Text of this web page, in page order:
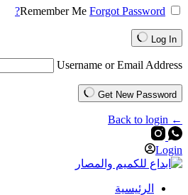
Remember Me Forgot Password?
Log In
Username or Email Address
Get New Password
← Back to login
Login
الرئيسية